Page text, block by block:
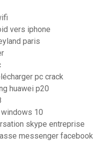
vers iphone
paris
pc crack
huawei p20
10
skype entreprise
messenger facebook